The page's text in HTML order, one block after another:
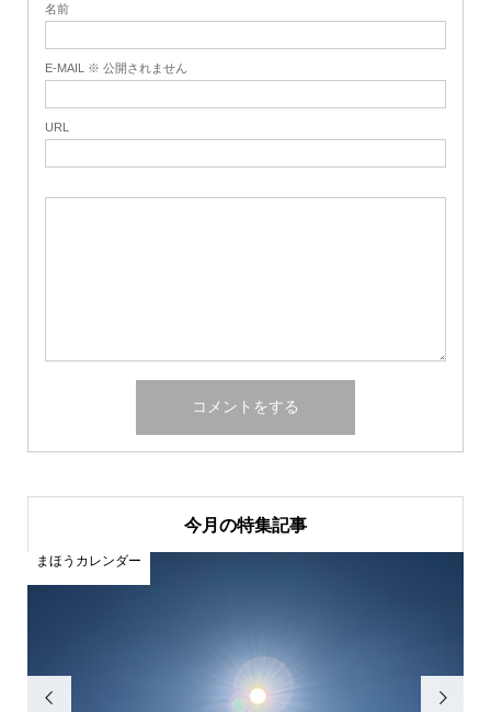
名前
E-MAIL ※ 公開されません
URL
今月の特集記事

まほうカレンダー
